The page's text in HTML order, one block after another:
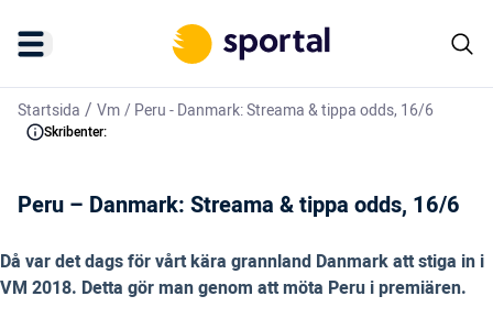
Startsida / Vm/Peru - Danmark: Streama & tippa odds, 16/6
Skribenter:
Peru – Danmark: Streama & tippa odds, 16/6
Då var det dags för vårt kära grannland Danmark att stiga in i
VM 2018. Detta gör man genom att möta Peru i premiären.